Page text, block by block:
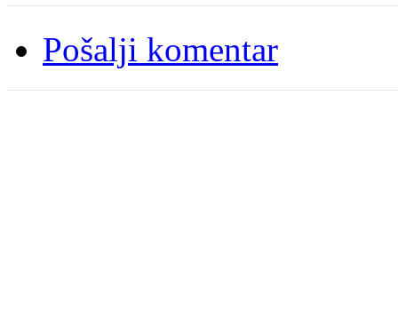
Pošalji komentar